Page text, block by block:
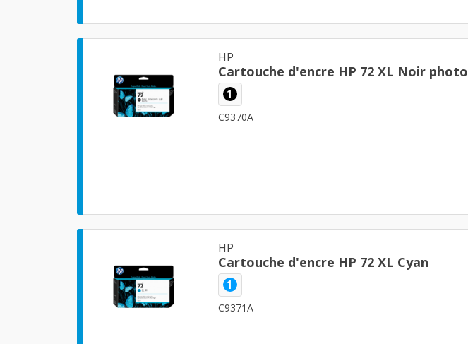
HP
Cartouche d'encre HP 72 XL Noir photo
1
C9370A
HP
Cartouche d'encre HP 72 XL Cyan
1
C9371A